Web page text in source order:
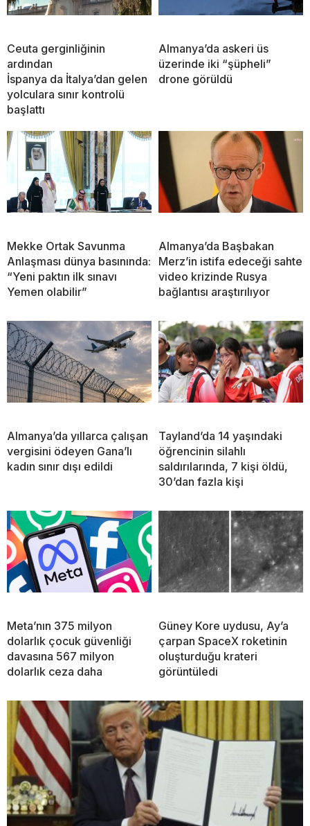
Ceuta gerginliğinin
ardından
İspanya da İtalya’dan gelen
yolculara sınır kontrolü
başlattı
Almanya’da askeri üs
üzerinde iki “şüpheli”
drone görüldü
Mekke Ortak Savunma
Anlaşması dünya basınında:
“Yeni paktın ilk sınavı
Yemen olabilir”
Almanya’da Başbakan
Merz’in istifa edeceği sahte
video krizinde Rusya
bağlantısı araştırılıyor
Almanya’da yıllarca çalışan
vergisini ödeyen Gana’lı
kadın sınır dışı edildi
Tayland’da 14 yaşındaki
öğrencinin silahlı
saldırılarında, 7 kişi öldü,
30’dan fazla kişi
Meta’nın 375 milyon
dolarlık çocuk güvenliği
davasına 567 milyon
dolarlık ceza daha
Güney Kore uydusu, Ay’a
çarpan SpaceX roketinin
oluşturduğu krateri
görüntüledi